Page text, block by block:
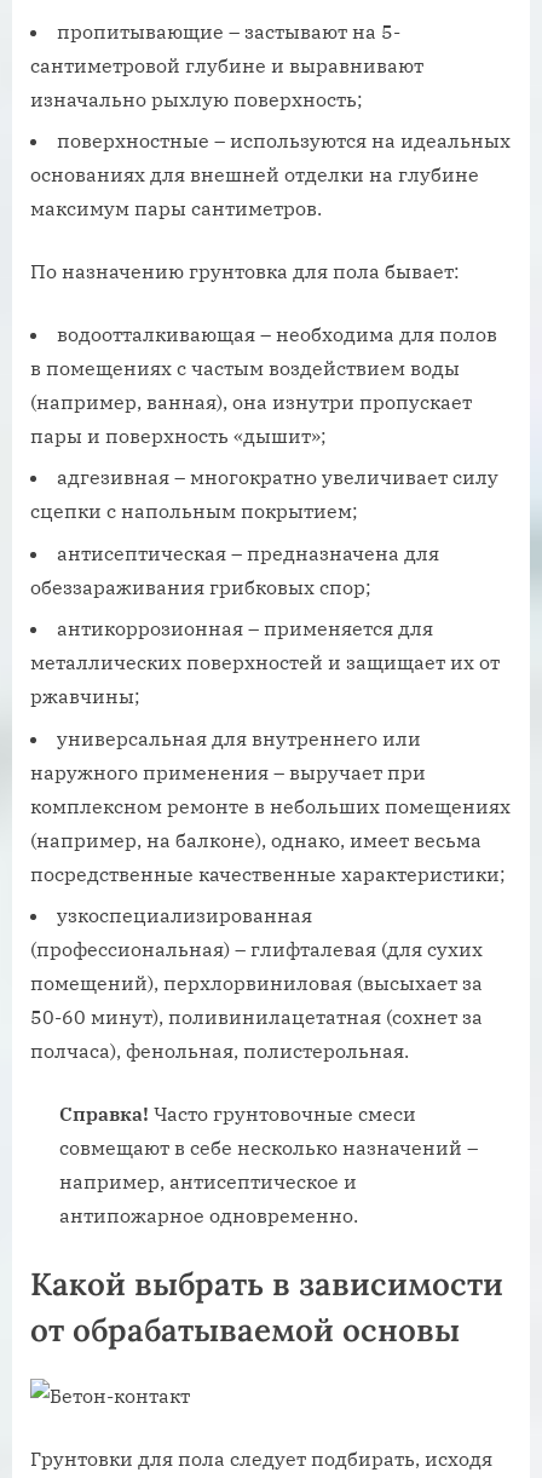
пропитывающие – застывают на 5-
сантиметровой глубине и выравнивают
изначально рыхлую поверхность;
поверхностные – используются на идеальных
основаниях для внешней отделки на глубине
максимум пары сантиметров.
По назначению грунтовка для пола бывает:
водоотталкивающая – необходима для полов
в помещениях с частым воздействием воды
(например, ванная), она изнутри пропускает
пары и поверхность «дышит»;
адгезивная – многократно увеличивает силу
сцепки с напольным покрытием;
антисептическая – предназначена для
обеззараживания грибковых спор;
антикоррозионная – применяется для
металлических поверхностей и защищает их от
ржавчины;
универсальная для внутреннего или
наружного применения – выручает при
комплексном ремонте в небольших помещениях
(например, на балконе), однако, имеет весьма
посредственные качественные характеристики;
узкоспециализированная
(профессиональная) – глифталевая (для сухих
помещений), перхлорвиниловая (высыхает за
50-60 минут), поливинилацетатная (сохнет за
полчаса), фенольная, полистерольная.
Справка! Часто грунтовочные смеси
совмещают в себе несколько назначений –
например, антисептическое и
антипожарное одновременно.
Какой выбрать в зависимости
от обрабатываемой основы
Грунтовки для пола следует подбирать, исходя